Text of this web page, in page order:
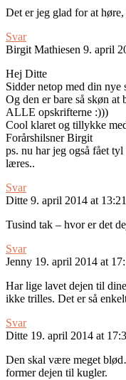
Det er jeg glad for at
Svar
Birgit Mathiesen 9. april
Hej Ditte
Sidder netop med din nye
Og den er bare så skøn
ALLE opskrifterne :)))
Cool klaret og tillykke
Forårshilsner Birgit
ps. nu har jeg også fået
læres..
Svar
Ditte 9. april 2014 at 13:21
Tusind tak – hvor er det
Svar
Jenny 19. april 2014 at
Har lige lavet dejen til
ikke trilles. Det er så
Svar
Ditte 19. april 2014 at
Den skal være meget
former dejen til kugler.